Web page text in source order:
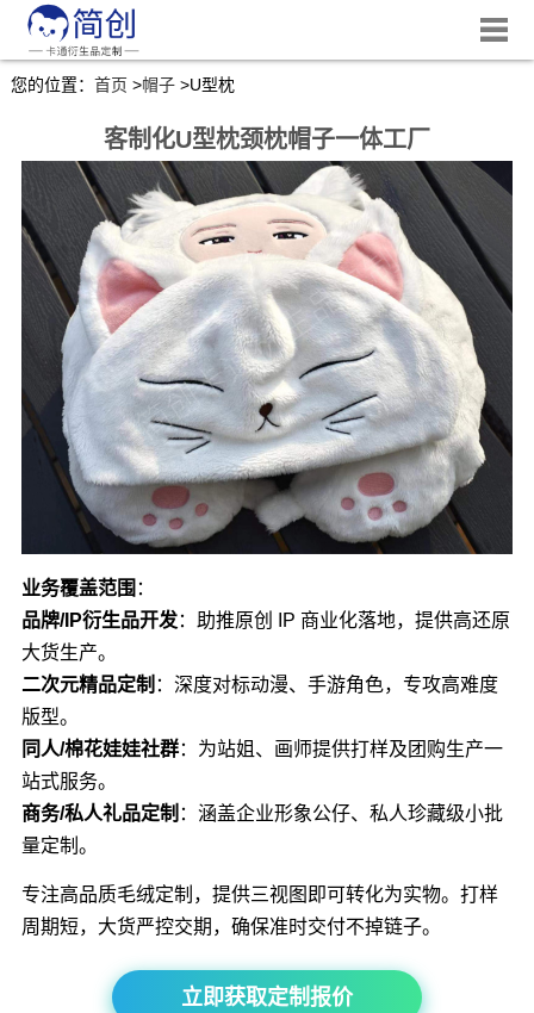
您的位置： 首页 >帽子>U型枕
客制化U型枕颈枕帽子一体工厂
业务覆盖范围 ：
品牌/IP衍生品开发：助推原创 IP 商业化落地，提供高还原
大货生产。
二次元精品定制 ：深度对标动漫、手游角色，专攻高难度
版型。
同人/棉花娃娃社群：为站姐、画师提供打样及团购生产一
站式服务。
商务/私人礼品定制 ：涵盖企业形象公仔、私人珍藏级小批
量定制。
专注高品质毛绒定制，提供三视图即可转化为实物。打样
周期短，大货严控交期，确保准时交付不掉链子。
立即获取定制报价